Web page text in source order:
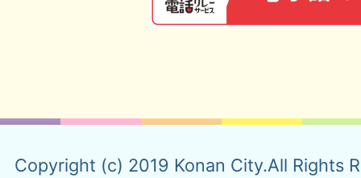
Copyright (c) 2019 Konan City.All Rights